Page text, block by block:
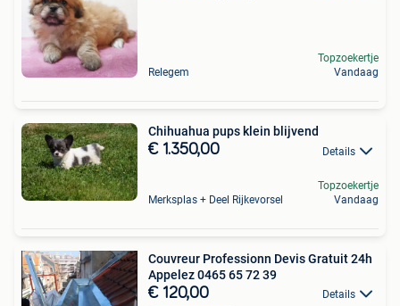
Relegem
Topzoekertje
Vandaag
Chihuahua pups klein blijvend
€ 1.350,00 Details
Merksplas + Deel Rijkevorsel
Topzoekertje
Vandaag
Couvreur Professionn Devis Gratuit 24h
Appelez 0465 65 72 39
€ 120,00 Details